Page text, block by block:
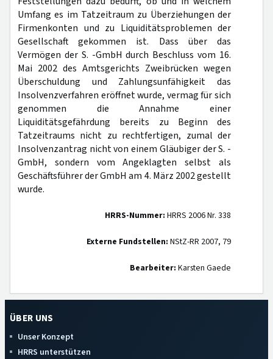
Umfang es im Tatzeitraum zu Überziehungen der
Firmenkonten und zu Liquiditätsproblemen der
Gesellschaft gekommen ist. Dass über das
Vermögen der S. -GmbH durch Beschluss vom 16.
Mai 2002 des Amtsgerichts Zweibrücken wegen
Überschuldung und Zahlungsunfähigkeit das
Insolvenzverfahren eröffnet wurde, vermag für sich
genommen die Annahme einer
Liquiditätsgefährdung bereits zu Beginn des
Tatzeitraums nicht zu rechtfertigen, zumal der
Insolvenzantrag nicht von einem Gläubiger der S. -
GmbH, sondern vom Angeklagten selbst als
Geschäftsführer der GmbH am 4. März 2002 gestellt
wurde.
HRRS-Nummer: HRRS 2006 Nr. 338
Externe Fundstellen: NStZ-RR 2007, 79
Bearbeiter: Karsten Gaede
ÜBER UNS
Unser Konzept
HRRS unterstützen